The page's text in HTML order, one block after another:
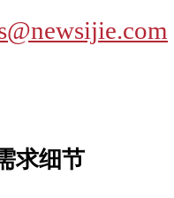
求细节